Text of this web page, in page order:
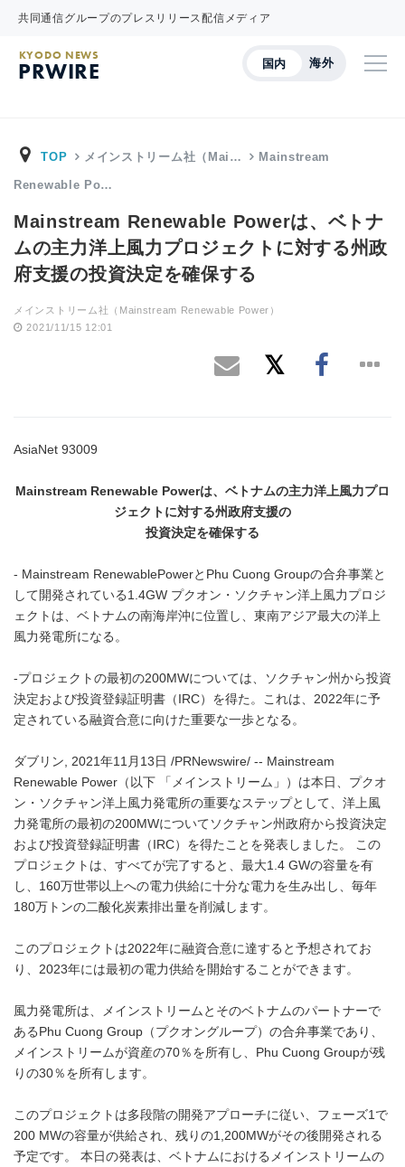
共同通信グループのプレスリリース配信メディア
国内 海外
KYODO NEWS
PRWIRE
TOP メインストリーム社（Mai… Mainstream
Renewable Po…
Mainstream Renewable Powerは、ベトナ
ムの主力洋上風力プロジェクトに対する州政
府支援の投資決定を確保する
メインストリーム社（Mainstream Renewable Power）
2021/11/15 12:01
AsiaNet 93009
Mainstream Renewable Powerは、ベトナムの主力洋上風力プロ
ジェクトに対する州政府支援の
投資決定を確保する
- Mainstream RenewablePowerとPhu Cuong Groupの合弁事業と
して開発されている1.4GW プクオン・ソクチャン洋上風力プロジ
ェクトは、ベトナムの南海岸沖に位置し、東南アジア最大の洋上
風力発電所になる。
-プロジェクトの最初の200MWについては、ソクチャン州から投資
決定および投資登録証明書（IRC）を得た。これは、2022年に予
定されている融資合意に向けた重要な一歩となる。
ダブリン, 2021年11月13日 /PRNewswire/ -- Mainstream
Renewable Power（以下 「メインストリーム」）は本日、プクオ
ン・ソクチャン洋上風力発電所の重要なステップとして、洋上風
力発電所の最初の200MWについてソクチャン州政府から投資決定
および投資登録証明書（IRC）を得たことを発表しました。 この
プロジェクトは、すべてが完了すると、最大1.4 GWの容量を有
し、160万世帯以上への電力供給に十分な電力を生み出し、毎年
180万トンの二酸化炭素排出量を削減します。
このプロジェクトは2022年に融資合意に達すると予想されてお
り、2023年には最初の電力供給を開始することができます。
風力発電所は、メインストリームとそのベトナムのパートナーで
あるPhu Cuong Group（プクオングループ）の合弁事業であり、
メインストリームが資産の70％を所有し、Phu Cuong Groupが残
りの30％を所有します。
このプロジェクトは多段階の開発アプローチに従い、フェーズ1で
200 MWの容量が供給され、残りの1,200MWがその後開発される
予定です。 本日の発表は、ベトナムにおけるメインストリームの